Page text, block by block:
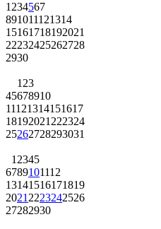
1 234567
891011121314
15161718192021
22232425262728
2930
1 23
45678910
11121314151617
18192021 222324
25262728293031
1 2345
6789101112
13141516171819
2021 2223242526
27282930